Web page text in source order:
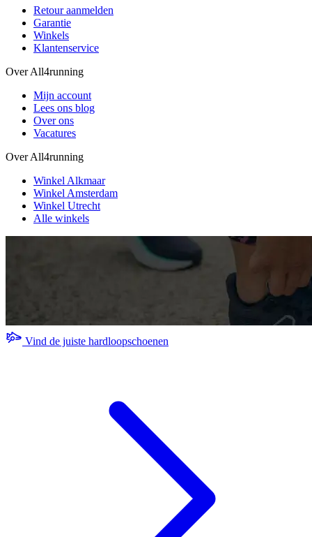
Retour aanmelden
Garantie
Winkels
Klantenservice
Over All4running
Mijn account
Lees ons blog
Over ons
Vacatures
Over All4running
Winkel Alkmaar
Winkel Amsterdam
Winkel Utrecht
Alle winkels
Vind de juiste hardloopschoenen